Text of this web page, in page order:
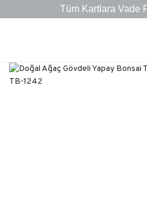
Tüm Kartlara Vade